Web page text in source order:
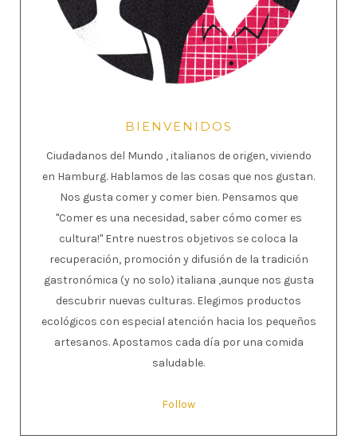
BIENVENIDOS
Ciudadanos del Mundo , italianos de origen, viviendo
en Hamburg. Hablamos de las cosas que nos gustan.
Nos gusta comer y comer bien. Pensamos que
"Comer es una necesidad, saber cómo comer es
cultura!" Entre nuestros objetivos se coloca la
recuperación, promoción y difusión de la tradición
gastronómica (y no solo) italiana ,aunque nos gusta
descubrir nuevas culturas. Elegimos productos
ecológicos con especial atención hacia los pequeños
artesanos. Apostamos cada día por una comida
saludable.
Follow